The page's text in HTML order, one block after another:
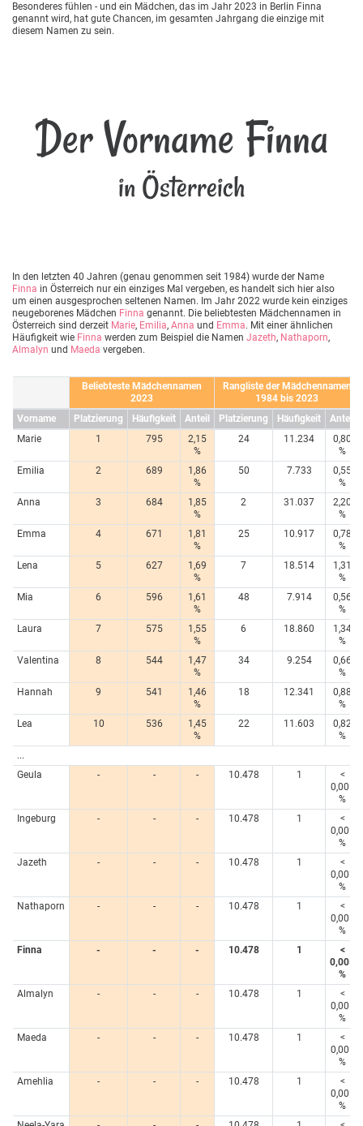
Besonderes fühlen - und ein Mädchen, das im Jahr 2023 in Berlin Finna
genannt wird, hat gute Chancen, im gesamten Jahrgang die einzige mit
diesem Namen zu sein.
Der Vorname Finna
in Österreich
In den letzten 40 Jahren (genau genommen seit 1984) wurde der Name
Finna in Österreich nur ein einziges Mal vergeben, es handelt sich hier also
um einen ausgesprochen seltenen Namen. Im Jahr 2022 wurde kein einziges
neugeborenes Mädchen Finna genannt. Die beliebtesten Mädchennamen in
Österreich sind derzeit Marie, Emilia, Anna und Emma. Mit einer ähnlichen
Häufigkeit wie Finna werden zum Beispiel die Namen Jazeth, Nathaporn,
Almalyn und Maeda vergeben.
Beliebteste Mädchennamen
2023
Rangliste der Mädchennamen
1984 bis 2023
Vorname
Platzierung Häufigkeit Anteil Platzierung Häufigkeit
Anteil
Marie
1 795
2,15
%
24 11.234
0,80
%
Emilia
2 689
1,86
%
50 7.733
0,55
%
Anna
3 684
1,85
%
2 31.037
2,20
%
Emma
4 671
1,81
%
25 10.917
0,78
%
Lena
5 627
1,69
%
7 18.514
1,31
%
Mia
6 596
1,61
%
48 7.914
0,56
%
Laura
7 575
1,55
%
6 18.860
1,34
%
Valentina
8 544
1,47
%
34 9.254
0,66
%
Hannah
9 541
1,46
%
18 12.341
0,88
%
Lea
10 536
1,45
%
22 11.603
0,82
%
...
Geula
- - - 10.478 1
<
0,005
%
Ingeburg
- - - 10.478 1
<
0,005
%
Jazeth
- - - 10.478 1
<
0,005
%
Nathaporn
- - - 10.478 1
<
0,005
%
Finna
- - - 10.478 1
<
0,005
%
Almalyn
- - - 10.478 1
<
0,005
%
Maeda
- - - 10.478 1
<
0,005
%
Amehlia
- - - 10.478 1
<
0,005
%